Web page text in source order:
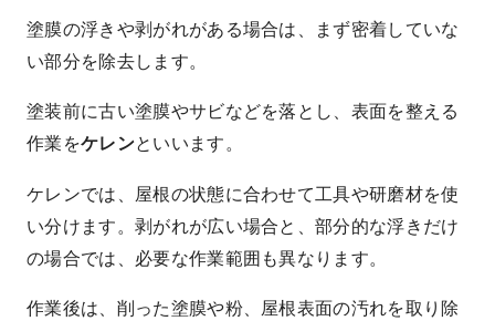
塗膜の浮きや剥がれがある場合は、まず密着していな
い部分を除去します。
塗装前に古い塗膜やサビなどを落とし、表面を整える
作業をケレンといいます。
ケレンでは、屋根の状態に合わせて工具や研磨材を使
い分けます。剥がれが広い場合と、部分的な浮きだけ
の場合では、必要な作業範囲も異なります。
作業後は、削った塗膜や粉、屋根表面の汚れを取り除